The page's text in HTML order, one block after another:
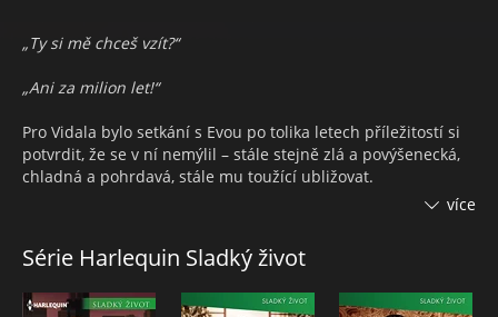
„Ty si mě chceš vzít?“
„Ani za milion let!“
Pro Vidala bylo setkání s Evou po tolika letech příležitostí si
potvrdit, že se v ní nemýlil – stále stejně zlá a povýšenecká,
chladná a pohrdavá, stále mu toužící ubližovat.
A přesto se s ní Vidal zasnoubil. Protože… se za celé ty roky
více
Série Harlequin Sladký život